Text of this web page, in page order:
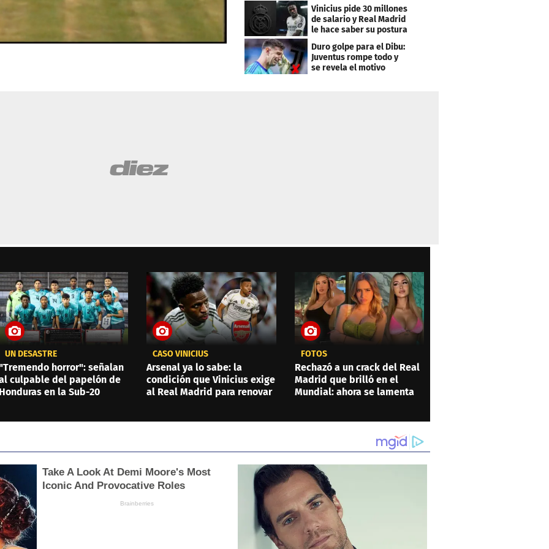
Vinicius pide 30 millones
de salario y Real Madrid
le hace saber su postura
Duro golpe para el Dibu:
Juventus rompe todo y
se revela el motivo
UN DESASTRE
horror": señalan
culpable del papelón de
Honduras en la Sub-20
CASO VINICIUS
Arsenal ya lo sabe: la
condición que Vinicius exige
al Real Madrid para renovar
FOTOS
Rechazó a un crack del Real
Madrid que brilló en el
Mundial: ahora se lamenta